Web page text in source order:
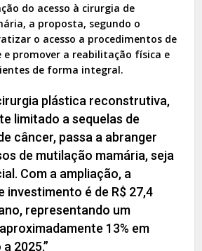
do acesso à cirurgia de
a proposta, segundo o
o acesso a procedimentos de
promover a reabilitação física e
de forma integral.
plástica reconstrutiva,
limitado a sequelas de
câncer, passa a abranger
de mutilação mamária, seja
Com a ampliação, a
investimento é de R$ 27,4
representando um
13% em
2025.”